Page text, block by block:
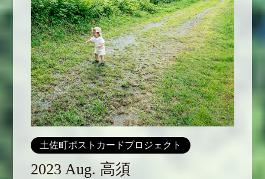
土佐町ポストカードプロジェクト
2023 Aug. 高須